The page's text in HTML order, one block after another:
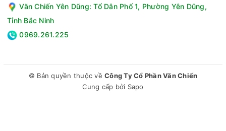
Động cơ:Truyền động gián tiếp (Dây curoa)
Chất liệu lồng sấy:Thép không gỉ
Chất liệu vỏ máy:Kim loại sơn tĩnh điện
Dòng sản phẩm:2023
Sản xuất tại:Hàn Quốc
Nhiệt độ sấy tối đa:60°C
Văn Chiến Yên Dũng: Tổ Dân Phố 1, Phường Yên Dũng,
Tỉnh Bắc Ninh
0969.261.225
© Bản quyền thuộc về Công Ty Cổ Phần Văn Chiến
Cung cấp bởi Sapo